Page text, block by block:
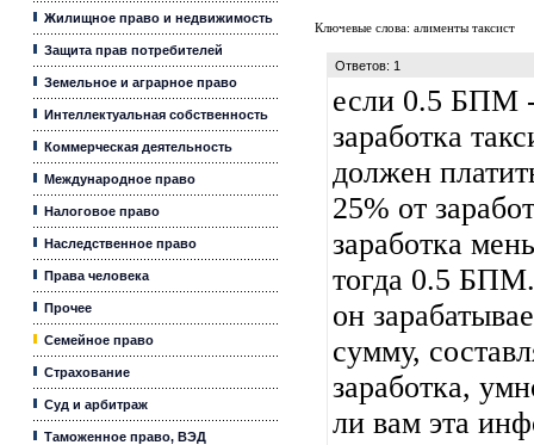
Жилищное право и недвижимость
Защита прав потребителей
Земельное и аграрное право
Интеллектуальная собственность
Коммерческая деятельность
Международное право
Налоговое право
Наследственное право
Права человека
Прочее
Семейное право
Страхование
Суд и арбитраж
Таможенное право, ВЭД
Ключевые слова: алименты таксист
Ответов: 1
если 0.5 БПМ
заработка
должен
25% от
заработка
тогда 0.5 БПМ.
он
сумму,
заработка,
ли вам эта